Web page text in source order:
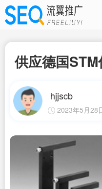
供应德国
hjjscb
2023年5月28